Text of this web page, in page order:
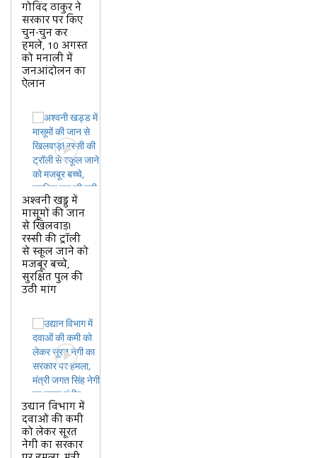
गोविंद ठाकुर ने
सरकार पर किए
चुन-चुन कर
हमले, 10 अगस्त
को मनाली में
जनआंदोलन का
ऐलान
अश्वनी खड्ड में
मासूमों की जान
से खिलवाड़!
रस्सी की ट्रॉली
से स्कूल जाने को
मजबूर बच्चे,
सुरक्षित पुल की
उठी मांग
उद्यान विभाग में
दवाओं की कमी
को लेकर सूरत
नेगी का सरकार